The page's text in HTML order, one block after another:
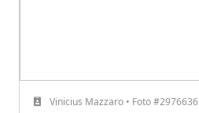
Vinicius Mazzaro • Foto #2976636